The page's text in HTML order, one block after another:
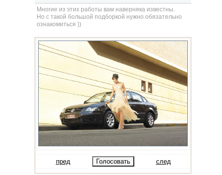
Многие из этих работы вам наверняка известны.
Но с такой большой подборкой нужно обязательно
ознакомиться ))
пред след